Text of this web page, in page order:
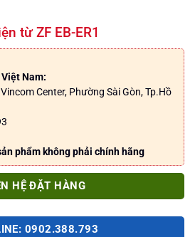
từ ZF EB-ER1
Nam:
Center, Phường Sài Gòn, Tp.Hồ
phẩm không phải chính hãng
HỆ ĐẶT HÀNG
0902.388.793